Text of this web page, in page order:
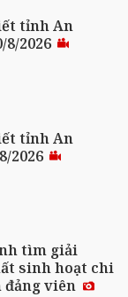
tỉnh An
8/2026
tỉnh An
2026
tìm giải
sinh hoạt chi
viên